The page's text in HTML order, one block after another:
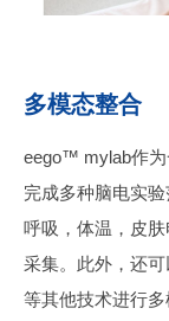
多模态整合
eego™ mylab作为
完成多种脑电实
呼吸，体温，皮
采集。此外，还
等其他技术进行多